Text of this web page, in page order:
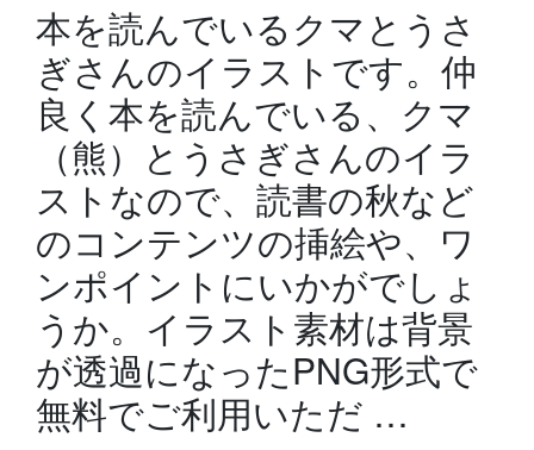
本を読んでいるクマとうさ
ぎさんのイラストです。仲
良く本を読んでいる、クマ
（熊）とうさぎさんのイラ
ストなので、読書の秋など
のコンテンツの挿絵や、ワ
ンポイントにいかがでしょ
うか。イラスト素材は背景
が透過になったPNG形式で
無料でご利用いただ …